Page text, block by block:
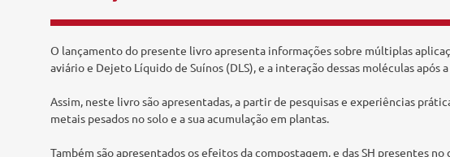
O lançamento do presente livro apresenta informações sobre múltiplas
aviário e Dejeto Líquido de Suínos (DLS), e a interação dessas moléculas após
Assim, neste livro são apresentadas, a partir de pesquisas e experiências
metais pesados no solo e a sua acumulação em plantas.
Também são apresentados os efeitos da compostagem, e das SH presentes